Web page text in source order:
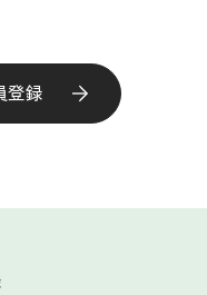
登録